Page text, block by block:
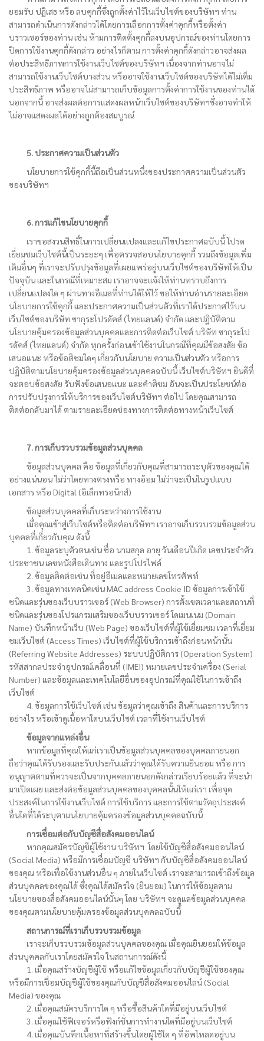
ยอมรับ ปฏิเสธ หรือ ลบคุกกี้ซึ่งถูกตั้งค่าไว้ในเว็บไซต์ของบริษัทฯ ท่าน
สามารถดำเนินการดังกล่าวได้โดยการเลือกการตั้งค่าคุกกี้หรือตั้งค่า
บราวเซอร์ของท่าน เช่น ห้ามการติดตั้งคุกกี้ลงบนอุปกรณ์ของท่านโดยการ
ปิดการใช้งานคุกกี้ดังกล่าว อย่างไรก็ตาม การตั้งค่าคุกกี้ดังกล่าวอาจส่งผล
ต่อประสิทธิภาพการใช้งานเว็บไซต์ของบริษัทฯ เนื่องจากท่านอาจไม่
สามารถใช้งานเว็บไซต์บางส่วน หรืออาจใช้งานเว็บไซต์ของบริษัทได้ไม่เต็ม
ประสิทธิภาพ หรืออาจไม่สามารถเก็บข้อมูลการตั้งค่าการใช้งานของท่านได้
นอกจากนี้ อาจส่งผลต่อการแสดงผลหน้าเว็บไซต์ของบริษัทฯซึ่งอาจทำให้
ไม่อาจแสดงผลได้อย่างถูกต้องสมบูรณ์
5. ประกาศความเป็นส่วนตัว
นโยบายการใช้คุกกี้นี้ถือเป็นส่วนหนึ่งของประกาศความเป็นส่วนตัว
ของบริษัทฯ
6. การแก้ไขนโยบายคุกกี้
เราขอสงวนสิทธิ์ในการเปลี่ยนแปลงและแก้ไขประกาศฉบับนี้ โปรด
เยี่ยมชมเว็บไซต์นี้เป็นระยะๆ เพื่อตรวจสอบนโยบายคุกกี้ รวมถึงข้อมูลเพิ่ม
เติมอื่นๆ ที่เราจะปรับปรุงข้อมูลที่เผยแพร่อยู่บนเว็บไซต์ของบริษัทให้เป็น
ปัจจุบัน และในกรณีที่เหมาะสม เราอาจจะแจ้งให้ท่านทราบถึงการ
เปลี่ยนแปลงใด ๆ ผ่านทางอีเมลที่ท่านได้ให้ไว้ ขอให้ท่านอ่านรายละเอียด
นโยบายการใช้คุกกี้ และประกาศความเป็นส่วนตัวที่เราได้ประกาศไว้บน
เว็บไซต์ของบริษัท ซากุระโปรดัคส์ (ไทยแลนด์) จำกัด และปฏิบัติตาม
นโยบายคุ้มครองข้อมูลส่วนบุคคลและการติดต่อเว็บไซต์ บริษัท ซากุระโป
รดัคส์ (ไทยแลนด์) จำกัด ทุกครั้งก่อนเข้าใช้งานในกรณีที่คุณมีข้อสงสัย ข้อ
เสนอแนะ หรือข้อติชมใดๆ เกี่ยวกับนโยบาย ความเป็นส่วนตัว หรือการ
ปฏิบัติตามนโยบายคุ้มครองข้อมูลส่วนบุคคลฉบับนี้ เว็บไซต์บริษัทฯ ยินดีที่
จะตอบข้อสงสัย รับฟังข้อเสนอแนะ และคำติชม อันจะเป็นประโยชน์ต่อ
การปรับปรุงการให้บริการของเว็บไซต์บริษัทฯ ต่อไป โดยคุณสามารถ
ติดต่อกลับมาได้ ตามรายละเอียดช่องทางการติดต่อทางหน้าเว็บไซต์
7. การเก็บรวบรวมข้อมูลส่วนบุคคล
ข้อมูลส่วนบุคคล คือ ข้อมูลที่เกี่ยวกับคุณที่สามารถระบุตัวของคุณได้
อย่างแน่นอน ไม่ว่าโดยทางตรงหรือ ทางอ้อม ไม่ว่าจะเป็นในรูปแบบ
เอกสาร หรือ Digital (อิเล็กทรอนิกส์)
ข้อมูลส่วนบุคคลที่เก็บระหว่างการใช้งาน
เมื่อคุณเข้าสู่เว็บไซต์หรือติดต่อบริษัทฯ เราอาจเก็บรวบรวมข้อมูลส่วน
บุคคลที่เกี่ยวกับคุณ ดังนี้
1. ข้อมูลระบุตัวตนเช่น ชื่อ นามสกุล อายุ วันเดือนปีเกิด เลขประจำตัว
ประชาชน เลขหนังสือเดินทาง และรูปโปรไฟล์
2. ข้อมูลติดต่อเช่น ที่อยู่อีเมลและหมายเลขโทรศัพท์
3. ข้อมูลทางเทคนิคเช่น MAC address Cookie ID ข้อมูลการเข้าใช้
ชนิดและรุ่นของเว็บบราวเซอร์ (Web Browser) การตั้งเขตเวลาและสถานที่
ชนิดและรุ่นของโปรแกรมเสริมของเว็บบราวเซอร์ โดเมนเนม (Domain
Name) บันทึกหน้าเว็บ (Web Page) ของเว็บไซต์ที่ผู้ใช้เยี่ยมชม เวลาที่เยี่ยม
ชมเว็บไซต์ (Access Times) เว็บไซต์ที่ผู้ใช้บริการเข้าถึงก่อนหน้านั้น
(Referring Website Addresses) ระบบปฏิบัติการ (Operation System)
รหัสสากลประจำอุปกรณ์เคลื่อนที่ (IMEI) หมายเลขประจำเครื่อง (Serial
Number) และข้อมูลและเทคโนโลยีอื่นของอุปกรณ์ที่คุณใช้ในการเข้าถึง
เว็บไซต์
4. ข้อมูลการใช้เว็บไซต์ เช่น ข้อมูลว่าคุณเข้าถึง สินค้าและการบริการ
อย่างไร หรือเข้าดูเนื้อหาใดบนเว็บไซต์ เวลาที่ใช้งานเว็บไซต์
ข้อมูลจากแหล่งอื่น
หากข้อมูลที่คุณให้แก่เราเป็นข้อมูลส่วนบุคคลของบุคคลภายนอก
ถือว่าคุณได้รับรองและรับประกันแล้วว่าคุณได้รับความยินยอม หรือ การ
อนุญาตตามที่ควรจะเป็นจากบุคคลภายนอกดังกล่าวเรียบร้อยแล้ว ที่จะนำ
มาเปิดเผย และส่งต่อข้อมูลส่วนบุคคลของบุคคลนั้นให้แก่เรา เพื่อจุด
ประสงค์ในการใช้งานเว็บไซต์ การใช้บริการ และการใช้ตามวัตถุประสงค์
อื่นใดที่ได้ระบุตามนโยบายคุ้มครองข้อมูลส่วนบุคคลฉบับนี้
การเชื่อมต่อกับบัญชีสื่อสังคมออนไลน์
หากคุณสมัครบัญชีผู้ใช้งาน บริษัทฯ โดยใช้บัญชีสื่อสังคมออนไลน์
(Social Media) หรือมีการเชื่อมบัญชี บริษัทฯ กับบัญชีสื่อสังคมออนไลน์
ของคุณ หรือเพื่อใช้งานส่วนอื่น ๆ ภายในเว็บไซต์ เราจะสามารถเข้าถึงข้อมูล
ส่วนบุคคลของคุณได้ ซึ่งคุณได้สมัครใจ (ยินยอม) ในการให้ข้อมูลตาม
นโยบายของสื่อสังคมออนไลน์นั้นๆ โดย บริษัทฯ จะดูแลข้อมูลส่วนบุคคล
ของคุณตามนโยบายคุ้มครองข้อมูลส่วนบุคคลฉบับนี้
สถานการณ์ที่เราเก็บรวบรวมข้อมูล
เราจะเก็บรวบรวมข้อมูลส่วนบุคคลของคุณ เมื่อคุณยินยอมให้ข้อมูล
ส่วนบุคคลกับเราโดยสมัครใจ ในสถานการณ์ดังนี้
1. เมื่อคุณสร้างบัญชีผู้ใช้ หรือแก้ไขข้อมูลเกี่ยวกับบัญชีผู้ใช้ของคุณ
หรือมีการเชื่อมบัญชีผู้ใช้ของคุณกับบัญชีสื่อสังคมออนไลน์ (Social
Media) ของคุณ
2. เมื่อคุณสมัครบริการใด ๆ หรือซื้อสินค้าใดที่มีอยู่บนเว็บไซต์
3. เมื่อคุณใช้ฟีเจอร์หรือฟังก์ชั่นการทำงานใดที่มีอยู่บนเว็บไซต์
4. เมื่อคุณบันทึกเนื้อหาที่สร้างขึ้นโดยผู้ใช้ใด ๆ ที่อัพโหลดอยู่บน